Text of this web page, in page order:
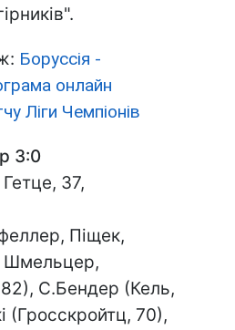
Боруссія -
онлайн
Ліги Чемпіонів
3:0
37,
Піщек,
Шмельцер,
С.Бендер (Кель,
(Гросскройтц, 70),